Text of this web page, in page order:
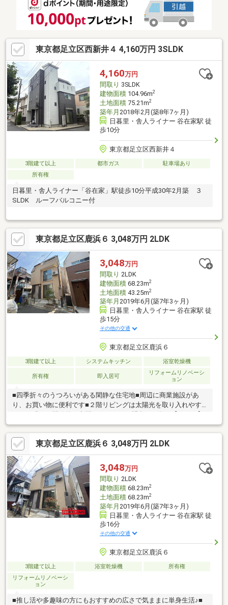
周辺物件もまとめてご紹介致します。まずはお気軽にお問合わせ
下さい♪
東京都足立区西新井４ 4,160万円 3SLDK
4,160万円
間取り 3SLDK
建物面積104.96m2
土地面積75.21m2
築年月 2018年2月(築8年7ヶ月)
日暮里・舎人ライナー 谷在家駅 徒
歩10分
東京都足立区西新井４
3階建て以上 都市ガス
駐車場あり
所有権
日暮里・舎人ライナー「谷在家」駅徒歩10分平成30年2月築 ３
SLDK ルーフバルコニー付
東京都足立区鹿浜６ 3,048万円 2LDK
3,048万円
間取り 2LDK
建物面積68.23m2
土地面積43.25m2
築年月 2019年6月(築7年3ヶ月)
日暮里・舎人ライナー 谷在家駅 徒
歩15分
その他の交通
東京都足立区鹿浜６
3階建て以上 システムキッチン 浴室乾燥機
所有権 即入居可
リフォームリノベーシ
ョン
■四季折々のうつろいがある閑静な住宅地■周辺に商業施設があ
り、お買い物に便利です■２階リビングは太陽光を取り入れやす
を見てとお伝え頂くとスムーズです。事前見学予約、また当日見
学希望などもお気軽にお問い合わせ下さい。（平日土日祝祭日い
つでも）即日のご案内可能 【０１２０－５５３－３８０】川西
まで！！創業５４年の実績と経験でお客様に喜んでいただけるよ
うに、お手伝いさせていただきます。
東京都足立区鹿浜６ 3,048万円 2LDK
3,048万円
間取り 2LDK
建物面積68.23m2
土地面積68.23m2
築年月 2019年6月(築7年3ヶ月)
日暮里・舎人ライナー 谷在家駅 徒
歩16分
その他の交通
東京都足立区鹿浜６
3階建て以上 浴室乾燥機
所有権
リフォームリノベーシ
ョン
■推し活や多趣味の方にもおすすめの広さで気ままに単身生活♪■